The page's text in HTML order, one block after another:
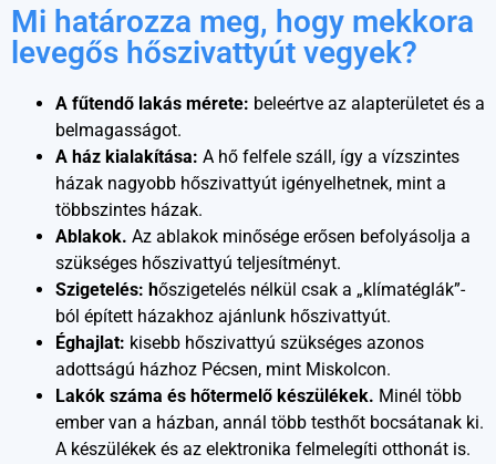
Mi határozza meg, hogy mekkora
levegős hőszivattyút vegyek?
A fűtendő lakás mérete: beleértve az alapterületet és a
belmagasságot.
A ház kialakítása: A hő felfele száll, így a vízszintes
házak nagyobb hőszivattyút igényelhetnek, mint a
többszintes házak.
Ablakok. Az ablakok minősége erősen befolyásolja a
szükséges hőszivattyú teljesítményt.
Szigetelés: hőszigetelés nélkül csak a „klímatéglák”-
ból épített házakhoz ajánlunk hőszivattyút.
Éghajlat: kisebb hőszivattyú szükséges azonos
adottságú házhoz Pécsen, mint Miskolcon.
Lakók száma és hőtermelő készülékek. Minél több
ember van a házban, annál több testhőt bocsátanak ki.
A készülékek és az elektronika felmelegíti otthonát is.